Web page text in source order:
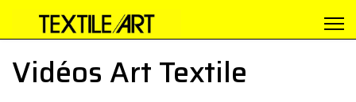
Vidéos Art Textile